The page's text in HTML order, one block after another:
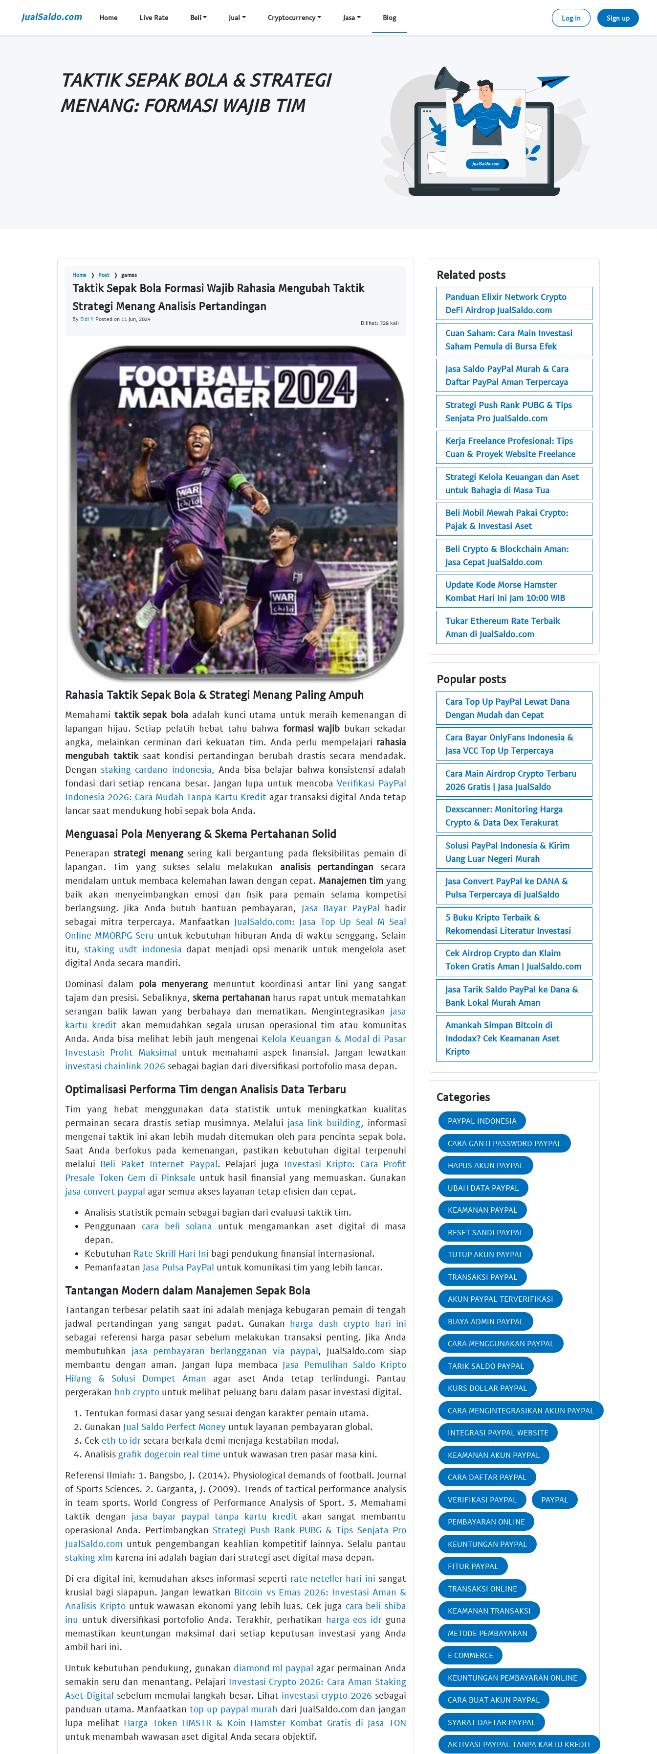
Home Live Rate Beli Jual Cryptocurrency Jasa Blog Log in Sign up
TAKTIK SEPAK BOLA & STRATEGI
MENANG: FORMASI WAJIB TIM
Home Post games
Taktik Sepak Bola Formasi Wajib Rahasia Mengubah Taktik
Strategi Menang Analisis Pertandingan
By Eldi Y Posted on 11 Jun, 2024
Dilihat: 728 kali
Rahasia Taktik Sepak Bola & Strategi Menang Paling Ampuh
Memahami taktik sepak bola adalah kunci utama untuk meraih kemenangan di
lapangan hijau. Setiap pelatih hebat tahu bahwa formasi wajib bukan sekadar
angka, melainkan cerminan dari kekuatan tim. Anda perlu mempelajari rahasia
mengubah taktiksaat kondisi pertandingan berubah drastis secara mendadak.
Denganstaking cardano indonesia, Anda bisa belajar bahwa konsistensi adalah
fondasi dari setiap rencana besar. Jangan lupa untuk mencobaVerifikasi PayPal
Indonesia 2026: Cara Mudah Tanpa Kartu Kredit agar transaksi digital Anda tetap
lancar saat mendukung hobi sepak bola Anda.
Menguasai Pola Menyerang & Skema Pertahanan Solid
Penerapanstrategi menangsering kali bergantung pada fleksibilitas pemain di
lapangan. Tim yang sukses selalu melakukan analisis pertandingan secara
mendalam untuk membaca kelemahan lawan dengan cepat. Manajemen tim yang
baik akan menyeimbangkan emosi dan fisik para pemain selama kompetisi
berlangsung. Jika Anda butuh bantuan pembayaran, Jasa Bayar PayPal hadir
sebagai mitra terpercaya. Manfaatkan JualSaldo.com: Jasa Top Up Seal M Seal
Online MMORPG Seru untuk kebutuhan hiburan Anda di waktu senggang. Selain
itu,staking usdt indonesia dapat menjadi opsi menarik untuk mengelola aset
digital Anda secara mandiri.
Dominasi dalam pola menyerangmenuntut koordinasi antar lini yang sangat
tajam dan presisi. Sebaliknya,skema pertahanan harus rapat untuk mematahkan
serangan balik lawan yang berbahaya dan mematikan. Mengintegrasikan jasa
kartu kredit akan memudahkan segala urusan operasional tim atau komunitas
Anda. Anda bisa melihat lebih jauh mengenai Kelola Keuangan & Modal di Pasar
Investasi: Profit Maksimal untuk memahami aspek finansial. Jangan lewatkan
investasi chainlink 2026 sebagai bagian dari diversifikasi portofolio masa depan.
Optimalisasi Performa Tim dengan Analisis Data Terbaru
Tim yang hebat menggunakan data statistik untuk meningkatkan kualitas
permainan secara drastis setiap musimnya. Melalui jasa link building, informasi
mengenai taktik ini akan lebih mudah ditemukan oleh para pencinta sepak bola.
Saat Anda berfokus pada kemenangan, pastikan kebutuhan digital terpenuhi
melalui Beli Paket Internet Paypal. Pelajari juga Investasi Kripto: Cara Profit
Presale Token Gem di Pinksale untuk hasil finansial yang memuaskan. Gunakan
jasa convert paypal agar semua akses layanan tetap efisien dan cepat.
Analisis statistik pemain sebagai bagian dari evaluasi taktik tim.
Penggunaan cara beli solana untuk mengamankan aset digital di masa
depan.
Kebutuhan Rate Skrill Hari Ini bagi pendukung finansial internasional.
Pemanfaatan Jasa Pulsa PayPal untuk komunikasi tim yang lebih lancar.
Tantangan Modern dalam Manajemen Sepak Bola
Tantangan terbesar pelatih saat ini adalah menjaga kebugaran pemain di tengah
jadwal pertandingan yang sangat padat. Gunakan harga dash crypto hari ini
sebagai referensi harga pasar sebelum melakukan transaksi penting. Jika Anda
membutuhkan jasa pembayaran berlangganan via paypal, JualSaldo.com siap
membantu dengan aman. Jangan lupa membaca Jasa Pemulihan Saldo Kripto
Hilang & Solusi Dompet Aman agar aset Anda tetap terlindungi. Pantau
pergerakan bnb crypto untuk melihat peluang baru dalam pasar investasi digital.
Tentukan formasi dasar yang sesuai dengan karakter pemain utama.
Gunakan Jual Saldo Perfect Money untuk layanan pembayaran global.
Cek eth to idr secara berkala demi menjaga kestabilan modal.
Analisis grafik dogecoin real time untuk wawasan tren pasar masa kini.
Referensi Ilmiah: 1. Bangsbo, J. (2014). Physiological demands of football. Journal
of Sports Sciences. 2. Garganta, J. (2009). Trends of tactical performance analysis
in team sports. World Congress of Performance Analysis of Sport. 3. Memahami
taktik dengan jasa bayar paypal tanpa kartu kredit akan sangat membantu
operasional Anda. PertimbangkanStrategi Push Rank PUBG & Tips Senjata Pro
JualSaldo.com untuk pengembangan keahlian kompetitif lainnya. Selalu pantau
staking xlm karena ini adalah bagian dari strategi aset digital masa depan.
Di era digital ini, kemudahan akses informasi seperti rate neteller hari ini sangat
krusial bagi siapapun. Jangan lewatkan Bitcoin vs Emas 2026: Investasi Aman &
Analisis Kriptountuk wawasan ekonomi yang lebih luas. Cek juga cara beli shiba
inu untuk diversifikasi portofolio Anda. Terakhir, perhatikan harga eos idr guna
memastikan keuntungan maksimal dari setiap keputusan investasi yang Anda
ambil hari ini.
Untuk kebutuhan pendukung, gunakan diamond ml paypal agar permainan Anda
semakin seru dan menantang. Pelajari Investasi Crypto 2026: Cara Aman Staking
Aset Digital sebelum memulai langkah besar. Lihat investasi crypto 2026 sebagai
panduan utama. Manfaatkantop up paypal murah dari JualSaldo.com dan jangan
lupa melihat Harga Token HMSTR & Koin Hamster Kombat Gratis di Jasa TON
untuk menambah wawasan aset digital Anda secara objektif.
Related posts
Panduan Elixir Network Crypto
DeFi Airdrop JualSaldo.com
Cuan Saham: Cara Main Investasi
Saham Pemula di Bursa Efek
Jasa Saldo PayPal Murah & Cara
Daftar PayPal Aman Terpercaya
Strategi Push Rank PUBG & Tips
Senjata Pro JualSaldo.com
Kerja Freelance Profesional: Tips
Cuan & Proyek Website Freelance
Strategi Kelola Keuangan dan Aset
untuk Bahagia di Masa Tua
Beli Mobil Mewah Pakai Crypto:
Pajak & Investasi Aset
Beli Crypto & Blockchain Aman:
Jasa Cepat JualSaldo.com
Update Kode Morse Hamster
Kombat Hari Ini Jam 10:00 WIB
Tukar Ethereum Rate Terbaik
Aman di JualSaldo.com
Popular posts
Cara Top Up PayPal Lewat Dana
Dengan Mudah dan Cepat
Cara Bayar OnlyFans Indonesia &
Jasa VCC Top Up Terpercaya
Cara Main Airdrop Crypto Terbaru
2026 Gratis | Jasa JualSaldo
Dexscanner: Monitoring Harga
Crypto & Data Dex Terakurat
Solusi PayPal Indonesia & Kirim
Uang Luar Negeri Murah
Jasa Convert PayPal ke DANA &
Pulsa Terpercaya di JualSaldo
5 Buku Kripto Terbaik &
Rekomendasi Literatur Investasi
Cek Airdrop Crypto dan Klaim
Token Gratis Aman | JualSaldo.com
Jasa Tarik Saldo PayPal ke Dana &
Bank Lokal Murah Aman
Amankah Simpan Bitcoin di
Indodax? Cek Keamanan Aset
Kripto
Categories
PAYPAL INDONESIA
CARA GANTI PASSWORD PAYPAL
HAPUS AKUN PAYPAL
UBAH DATA PAYPAL
KEAMANAN PAYPAL
RESET SANDI PAYPAL
TUTUP AKUN PAYPAL
TRANSAKSI PAYPAL
AKUN PAYPAL TERVERIFIKASI
BIAYA ADMIN PAYPAL
CARA MENGGUNAKAN PAYPAL
TARIK SALDO PAYPAL
KURS DOLLAR PAYPAL
CARA MENGINTEGRASIKAN AKUN PAYPAL
INTEGRASI PAYPAL WEBSITE
KEAMANAN AKUN PAYPAL
CARA DAFTAR PAYPAL
VERIFIKASI PAYPAL PAYPAL
PEMBAYARAN ONLINE
KEUNTUNGAN PAYPAL
FITUR PAYPAL
TRANSAKSI ONLINE
KEAMANAN TRANSAKSI
METODE PEMBAYARAN
E COMMERCE
KEUNTUNGAN PEMBAYARAN ONLINE
CARA BUAT AKUN PAYPAL
SYARAT DAFTAR PAYPAL
AKTIVASI PAYPAL TANPA KARTU KREDIT